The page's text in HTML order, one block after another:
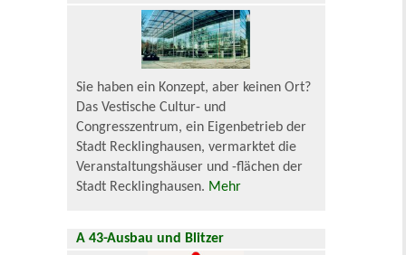
Sie haben ein Konzept, aber keinen Ort?
Das Vestische Cultur- und
Congresszentrum, ein Eigenbetrieb der
Stadt Recklinghausen, vermarktet die
Veranstaltungshäuser und -flächen der
Stadt Recklinghausen. Mehr
A 43-Ausbau und Blitzer